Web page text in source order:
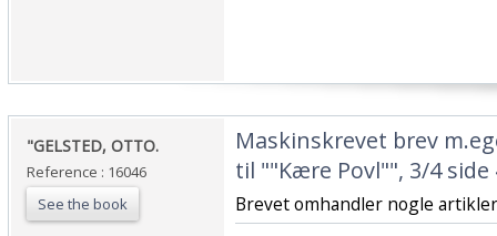
‎"GELSTED, OTTO.‎
Reference : 16046
See the book
‎Maskinskrevet brev
til ""Kære Povl"", 3/4 side
‎Brevet omhandler nogle